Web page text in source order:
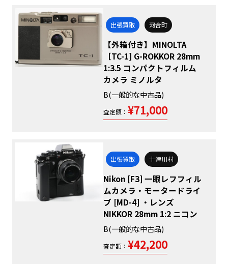
出張買取 河合町
【外箱付き】MINOLTA
［TC-1] G-ROKKOR 28mm
1:3.5 コンパクトフィルム
カメラ ミノルタ
B(一般的な中古品)
査定額： ¥71,000
出張買取 十津川村
Nikon [F3] 一眼レフフィル
ムカメラ・モータードライ
ブ [MD-4] ・レンズ
NIKKOR 28mm 1:2 ニコン
B(一般的な中古品)
査定額： ¥42,200